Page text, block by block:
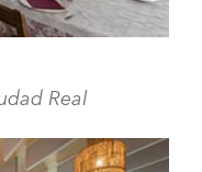
Real